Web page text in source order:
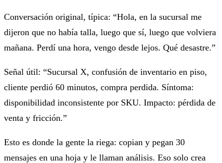
Conversación original, típica: “Hola, en la sucursal me
dijeron que no había talla, luego que sí, luego que volviera
mañana. Perdí una hora, vengo desde lejos. Qué desastre.”
Señal útil: “Sucursal X, confusión de inventario en piso,
cliente perdió 60 minutos, compra perdida. Síntoma:
disponibilidad inconsistente por SKU. Impacto: pérdida de
venta y fricción.”
Esto es donde la gente la riega: copian y pegan 30
mensajes en una hoja y le llaman análisis. Eso solo crea